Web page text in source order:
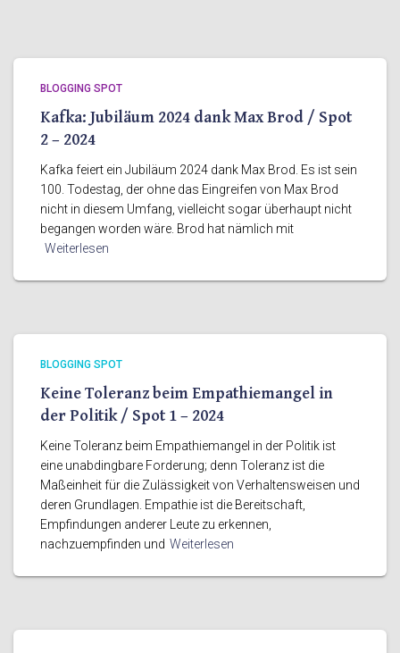
BLOGGING SPOT
Kafka: Jubiläum 2024 dank Max Brod / Spot
2 – 2024
Kafka feiert ein Jubiläum 2024 dank Max Brod. Es ist sein
100. Todestag, der ohne das Eingreifen von Max Brod
nicht in diesem Umfang, vielleicht sogar überhaupt nicht
begangen worden wäre. Brod hat nämlich mit
Weiterlesen
BLOGGING SPOT
Keine Toleranz beim Empathiemangel in
der Politik / Spot 1 – 2024
Keine Toleranz beim Empathiemangel in der Politik ist
eine unabdingbare Forderung; denn Toleranz ist die
Maßeinheit für die Zulässigkeit von Verhaltensweisen und
deren Grundlagen. Empathie ist die Bereitschaft,
Empfindungen anderer Leute zu erkennen,
nachzuempfinden und Weiterlesen